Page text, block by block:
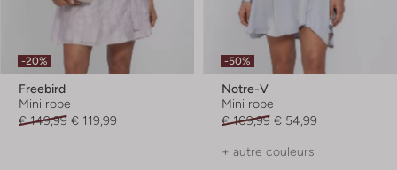
-20%
Freebird
Mini robe
€ 149,99 € 119,99
-50%
Notre-V
Mini robe
€ 109,99 € 54,99
+ autre couleurs